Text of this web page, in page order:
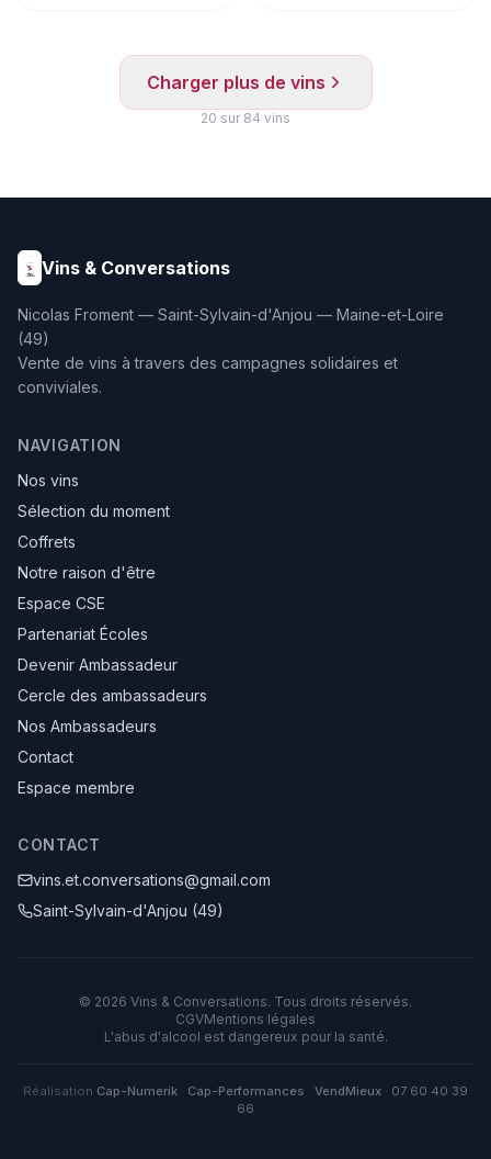
accompagné d'un
délicieux bloc de foie gras
de canard au Coteaux du
prestige : un authentique
foie gras de canard entier à
la fleur de sel (125g), de
délicats émiettés de
Charger plus de vins
20 sur 84 vins
Vins & Conversations
Nicolas Froment — Saint-Sylvain-d'Anjou — Maine-et-Loire
(49)
Vente de vins à travers des campagnes solidaires et
conviviales.
NAVIGATION
Nos vins
Sélection du moment
Coffrets
Notre raison d'être
Espace CSE
Partenariat Écoles
Devenir Ambassadeur
Cercle des ambassadeurs
Nos Ambassadeurs
Contact
Espace membre
CONTACT
vins.et.conversations@gmail.com
Saint-Sylvain-d'Anjou (49)
© 2026 Vins & Conversations. Tous droits réservés.
CGVMentions légales
L'abus d'alcool est dangereux pour la santé.
Réalisation Cap-Numerik · Cap-Performances · VendMieux · 07 60 40 39
66